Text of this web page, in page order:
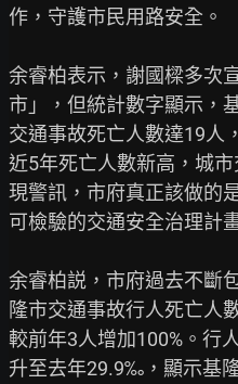
作，守護市民用路安全。
余睿柏表示，謝國樑多次
市」，但統計數字顯示，
交通事故死亡人數達19人
近5年死亡人數新高，城
現警訊，市府真正該做的
可檢驗的交通安全治理計
余睿柏説，市府過去不斷
隆市交通事故行人死亡人
較前年3人增加100%。行
升至去年29.9‰，顯示基